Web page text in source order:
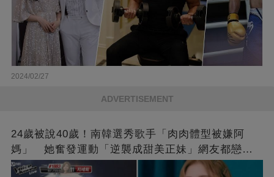
2024/02/27
ADVERTISEMENT
24歲被說40歲！南韓選秀歌手「肉肉體型被嫌阿
媽」 她奮發運動「逆襲成甜美正妹」網友都戀愛
了❤